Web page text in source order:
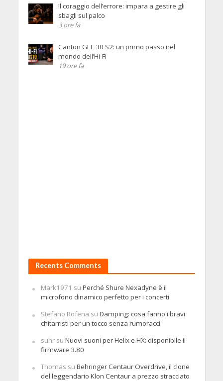
Il coraggio dell’errore: impara a gestire gli
sbagli sul palco
3 ore fa
Canton GLE 30 S2: un primo passo nel
mondo dell’Hi-Fi
19 ore fa
Recents Comments
Mark1971 su Perché Shure Nexadyne è il
microfono dinamico perfetto per i concerti
Stefano Rofena su Damping: cosa fanno i bravi
chitarristi per un tocco senza rumoracci
suhrsu Nuovi suoni per Helix e HX: disponibile il
firmware 3.80
Thomas su Behringer Centaur Overdrive, il clone
del leggendario Klon Centaur a prezzo stracciato